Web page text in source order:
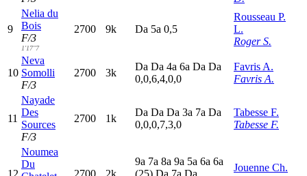
9
Nelia du
Bois
F/3
1'17"7
2700 9k Da 5a 0,5
Rousseau P.
L.
Roger S.
10
Neva
Somolli
F/3
2700 3k
Da Da 4a 6a Da Da
0,0,6,4,0,0
Favris A.
Favris A.
11
Nayade
Des
Sources
F/3
2700 1k
Da Da Da 3a 7a Da
0,0,0,7,3,0
Tabesse F.
Tabesse F.
12
Noumea
Du
2700 2k
9a 7a 8a 9a 5a 6a 6a
(25) Da 7a Da
Jouenne Ch.